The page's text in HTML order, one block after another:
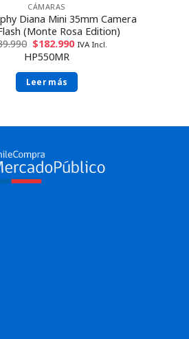
CÁMARAS
Diana Mini 35mm Camera
(Monte Rosa Edition)
$182.990 IVA Incl.
HP550MR
Leer más